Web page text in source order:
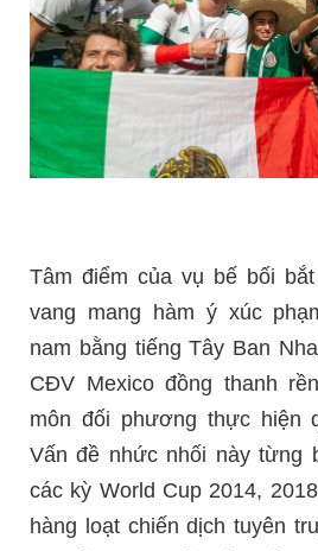
Tâm điểm của vụ bế bối
vang mang hàm ý xúc
nam bằng tiếng Tây Ban
CĐV Mexico đồng thanh
môn đối phương thực hiện
Vấn đề nhức nhối này từng
các kỳ World Cup 2014,
hàng loạt chiến dịch tuyên